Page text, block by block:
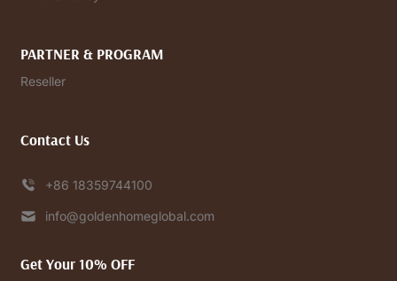
PARTNER & PROGRAM
Reseller
Contact Us
+86 18359744100
info@goldenhomeglobal.com
Get Your 10% OFF